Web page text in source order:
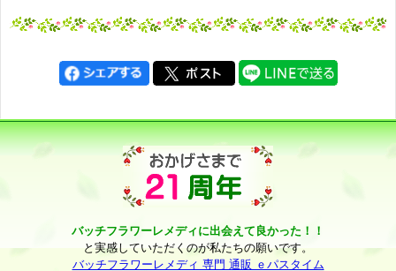
バッチフラワーレメディに出会えて良かった！！
と実感していただくのが私たちの願いです。
バッチフラワーレメディ 専門 通販 ｅパスタイム